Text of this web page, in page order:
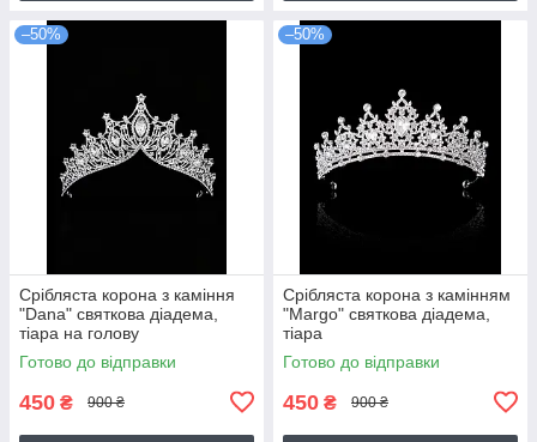
–50%
Срібляста корона з каміння
"Dana" святкова діадема,
тіара на голову
Готово до відправки
450 ₴ 900 ₴
–50%
Срібляста корона з камінням
"Margo" святкова діадема,
тіара
Готово до відправки
450 ₴ 900 ₴